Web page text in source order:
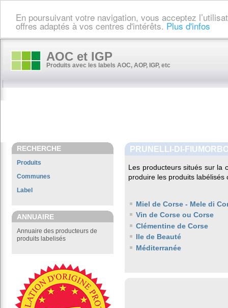
En poursuivant votre navigation, vous acceptez
offres adaptés à vos centres d'intérêts. Plus d'infos
AOC et IGP
Produits avec les labels AOC, AOP, IGP, etc
RECHERCHE
Produits
Communes
Label
ANNUAIRE
Annuaire des producteurs de
produits labelisés
PRUNELLI-DI-
Les producteurs situés sur la
produire les produits labélisés
Miel de Corse - Mele di
Vin de Corse ou Corse
Clémentine de Corse
Ile de Beauté
Méditerranée